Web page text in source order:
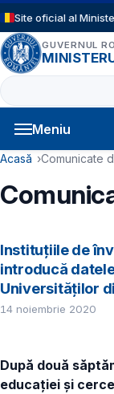
Sari la conținutul
Site oficial al
GUVERNUL
Caută
Meniu
Navigație
Cale de
Acasă Comunicate
Instituțiile de
introducă
Universităților
14 noiembrie 2020
După două
educației și